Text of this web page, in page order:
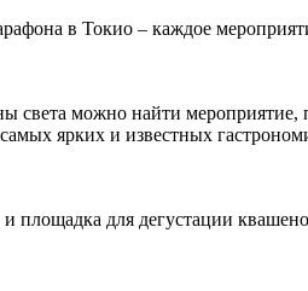
в Токио – каждое
света можно найти мероприятие,
ярких и известных
площадка для дегустации